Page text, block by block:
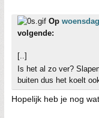
Op
volgende:
[..]
Is het al zo ver?
buiten dus het koelt
Hopelijk heb je nog